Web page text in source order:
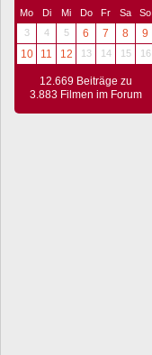
Mo Di Mi Do Fr Sa
So
3
4 5 6 7 8
9
10
11 12 13 14 15 16
12.669 Beiträge zu
3.883 Filmen im Forum